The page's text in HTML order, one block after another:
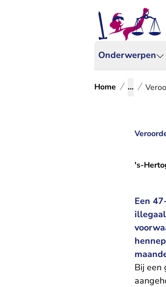
Onderwerpen
Home ...
's-
Een
Bij een